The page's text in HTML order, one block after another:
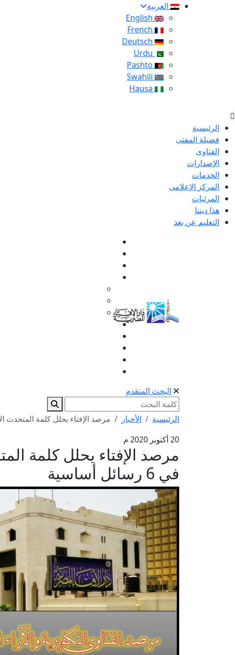
العربية
الرئيسية
فضيلة المفتى
الفتاوى
الإصدارات
الخدمات
المركز الإعلامى
المرئيات
هذا ديننا
التعليم عن بعد
البحث المتقدم
الرئيسية الأخبار
مرصد الإفتاء يحلل كلمة المتحدث
20 أكتوبر 2020 م
مرصد الإفتاء يحلل كلمة
في 6 رسائل أساسية